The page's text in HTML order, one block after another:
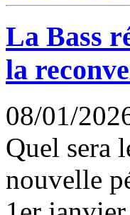
La Bass
la
08/01/
Quel sera
nouvelle